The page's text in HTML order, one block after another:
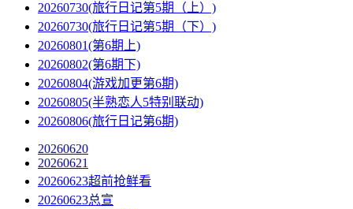
20260730(旅行日记第5期（上）)
20260730(旅行日记第5期（下）)
20260801(第6期上)
20260802(第6期下)
20260804(游戏加更第6期)
20260805(半熟恋人5特别联动)
20260806(旅行日记第6期)
20260620
20260621
20260623超前抢鲜看
20260623总宣